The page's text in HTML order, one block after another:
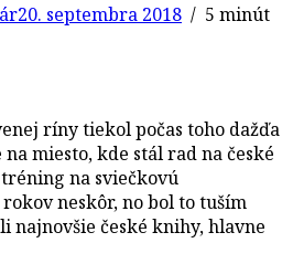
20. septembra 2018 / 5 minút
ríny tiekol počas toho dažďa
miesto, kde stál rad na české
na sviečkovú
neskôr, no bol to tuším
najnovšie české knihy, hlavne